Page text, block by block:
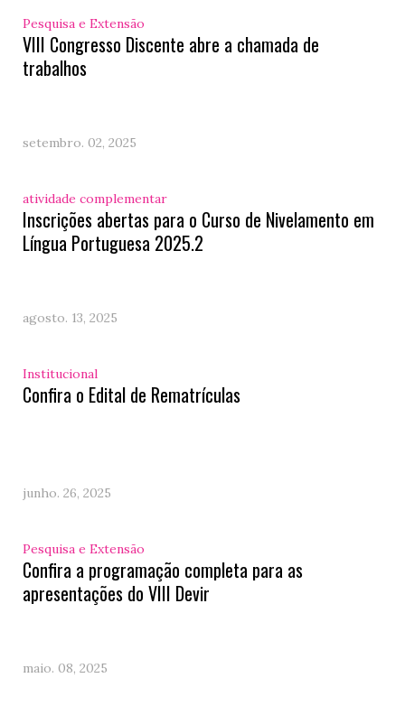
Pesquisa e Extensão
VIII Congresso Discente abre a chamada de
trabalhos
setembro. 02, 2025
atividade complementar
Inscrições abertas para o Curso de Nivelamento em
Língua Portuguesa 2025.2
agosto. 13, 2025
Institucional
Confira o Edital de Rematrículas
junho. 26, 2025
Pesquisa e Extensão
Confira a programação completa para as
apresentações do VIII Devir
maio. 08, 2025